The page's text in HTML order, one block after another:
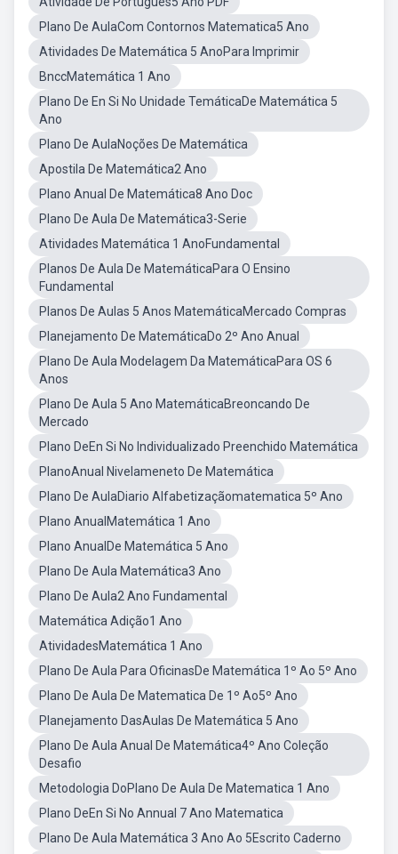
Plano De AulaCom Contornos Matematica5 Ano
Atividades De Matemática 5 AnoPara Imprimir
BnccMatemática 1 Ano
Plano De En Si No Unidade TemáticaDe Matemática 5
Ano
Plano De AulaNoções De Matemática
Apostila De Matemática2 Ano
Plano Anual De Matemática8 Ano Doc
Plano De Aula De Matemática3-Serie
Atividades Matemática 1 AnoFundamental
Planos De Aula De MatemáticaPara O Ensino
Fundamental
Planos De Aulas 5 Anos MatemáticaMercado Compras
Planejamento De MatemáticaDo 2º Ano Anual
Plano De Aula Modelagem Da MatemáticaPara OS 6
Anos
Plano De Aula 5 Ano MatemáticaBreoncando De
Mercado
Plano DeEn Si No Individualizado Preenchido Matemática
PlanoAnual Nivelameneto De Matemática
Plano De AulaDiario Alfabetizaçãomatematica 5º Ano
Plano AnualMatemática 1 Ano
Plano AnualDe Matemática 5 Ano
Plano De Aula Matemática3 Ano
Plano De Aula2 Ano Fundamental
Matemática Adição1 Ano
AtividadesMatemática 1 Ano
Plano De Aula Para OficinasDe Matemática 1º Ao 5º Ano
Plano De Aula De Matematica De 1º Ao5º Ano
Planejamento DasAulas De Matemática 5 Ano
Plano De Aula Anual De Matemática4º Ano Coleção
Desafio
Metodologia DoPlano De Aula De Matematica 1 Ano
Plano DeEn Si No Annual 7 Ano Matematica
Plano De Aula Matemática 3 Ano Ao 5Escrito Caderno